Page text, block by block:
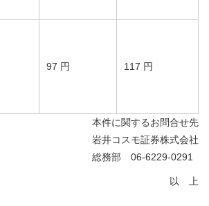
97 円 117 円
本件に関するお問合せ先
岩井コスモ証券株式会社
総務部 06-6229-0291
以 上